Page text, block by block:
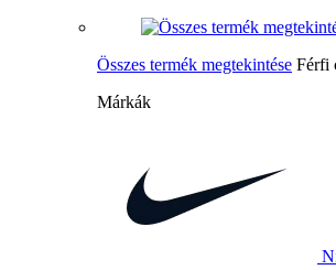
Összes termék megtekintése Férfi
Márkák